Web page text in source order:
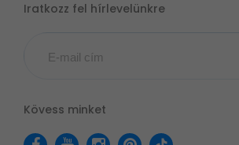
Iratkozz fel hírlevelünkre
Kövess minket